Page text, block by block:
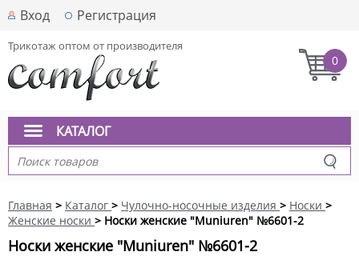
Вход Регистрация
Трикотаж оптом от производителя
0
КАТАЛОГ
Главная > Каталог > Чулочно-носочные изделия > Носки >
Женские носки > Носки женские "Muniuren" №6601-2
Носки женские "Muniuren" №6601-2